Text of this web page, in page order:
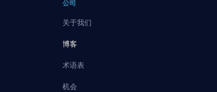
公司
关于我们
博客
术语表
机会